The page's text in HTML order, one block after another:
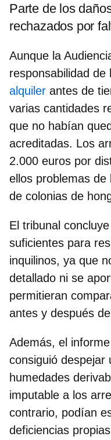
Parte de los
rechazados por
Aunque la
responsabilidad de
alquiler antes de
varias cantidades
que no habían
acreditadas. Los
2.000 euros por
ellos problemas de
de colonias de
El tribunal
suficientes para
inquilinos, ya que
detallado ni se
permitieran
antes y después
Además, el
consiguió despejar
humedades
imputable a los
contrario, podían
deficiencias